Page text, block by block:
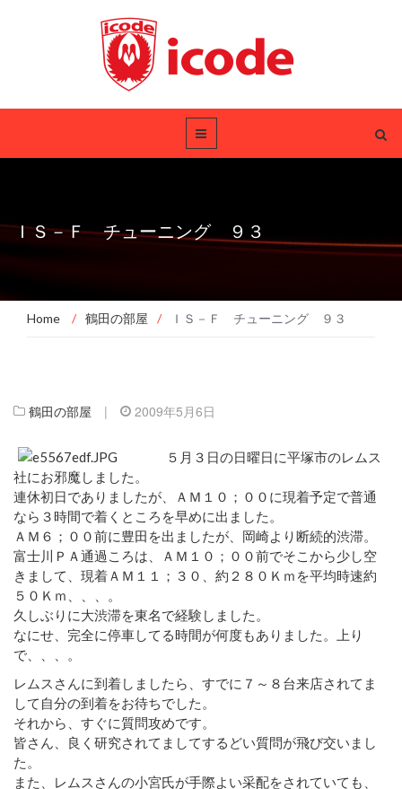
ＩＳ－Ｆ チューニング ９３
Home / 鶴田の部屋 / ＩＳ－Ｆ チューニング ９３
鶴田の部屋 | 2009年5月6日
５月３日の日曜日に平塚市のレムス
社にお邪魔しました。
連休初日でありましたが、ＡＭ１０；００に現着予定で普通
なら３時間で着くところを早めに出ました。
ＡＭ６；００前に豊田を出ましたが、岡崎より断続的渋滞。
富士川ＰＡ通過ころは、ＡＭ１０；００前でそこから少し空
きまして、現着ＡＭ１１；３０、約２８０Ｋｍを平均時速約
５０Ｋｍ、、、。
久しぶりに大渋滞を東名で経験しました。
なにせ、完全に停車してる時間が何度もありました。上り
で、、、。
レムスさんに到着しましたら、すでに７～８台来店されてま
して自分の到着をお待ちでした。
それから、すぐに質問攻めです。
皆さん、良く研究されてましてするどい質問が飛び交いまし
た。
また、レムスさんの小宮氏が手際よい采配をされていても、